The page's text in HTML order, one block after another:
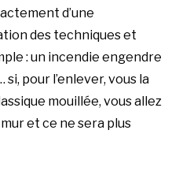
d’une
des techniques et
: un incendie engendre
pour l’enlever, vous la
mouillée, vous allez
et ce ne sera plus